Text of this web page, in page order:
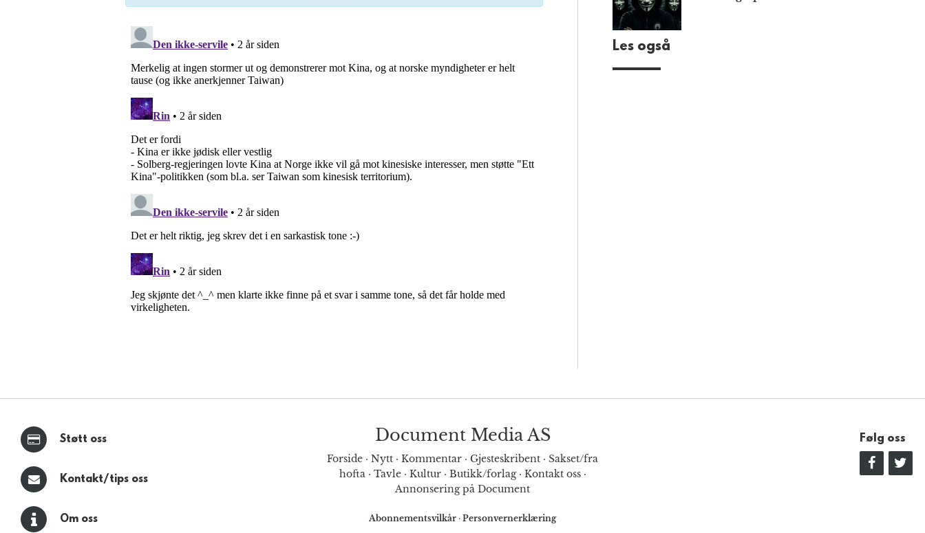
Les også
Støtt oss
Kontakt/tips oss
Om oss
Document Media AS
Forside · Nytt · Kommentar · Gjesteskribent · Sakset/fra
hofta· Tavle· Kultur· Butikk/forlag· Kontakt oss·
Annonsering på Document
Abonnementsvilkår · Personvernerklæring
Følg oss